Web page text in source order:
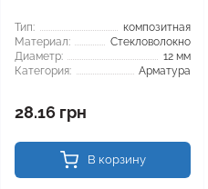
Тип:
композитная
Материал:
Стекловолокно
Диаметр:
12 мм
Категория:
Арматура
28.16 грн
В корзину